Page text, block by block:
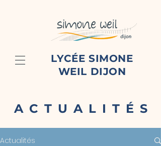
LYCÉE SIMONE
WEIL DIJON
ACTUALITÉS
Actualités